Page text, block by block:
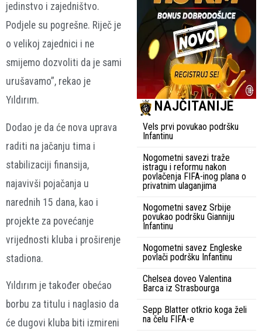
jedinstvo i zajedništvo.
Podjele su pogrešne. Riječ je
o velikoj zajednici i ne
smijemo dozvoliti da je sami
urušavamo”, rekao je
Yıldırım.
Dodao je da će nova uprava
raditi na jačanju tima i
stabilizaciji finansija,
najavivši pojačanja u
narednih 15 dana, kao i
projekte za povećanje
vrijednosti kluba i proširenje
stadiona.
Yıldırım je također obećao
borbu za titulu i naglasio da
će dugovi kluba biti izmireni
NAJČITANIJE
Vels prvi povukao podršku
Infantinu
Nogometni savezi traže
istragu i reformu nakon
povlačenja FIFA-inog plana o
privatnim ulaganjima
Nogometni savez Srbije
povukao podršku Gianniju
Infantinu
Nogometni savez Engleske
povlači podršku Infantinu
Chelsea doveo Valentina
Barca iz Strasbourga
Sepp Blatter otkrio koga želi
na čelu FIFA-e